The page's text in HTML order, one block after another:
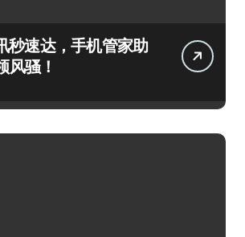
秒速达，手机管家助
风骚！